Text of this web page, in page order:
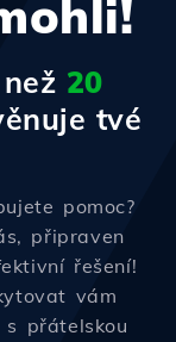
20
tvé
pomoc?
připraven
řešení!
vám
přátelskou